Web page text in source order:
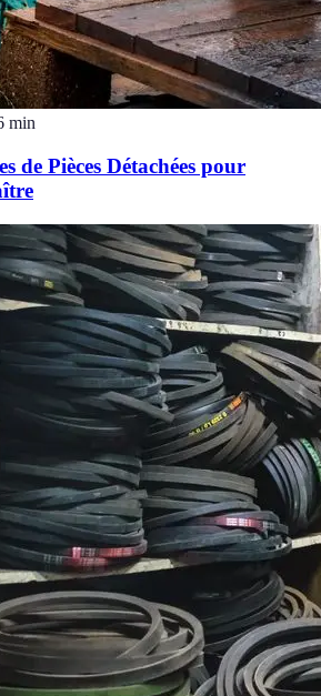
min
de Pièces Détachées pour